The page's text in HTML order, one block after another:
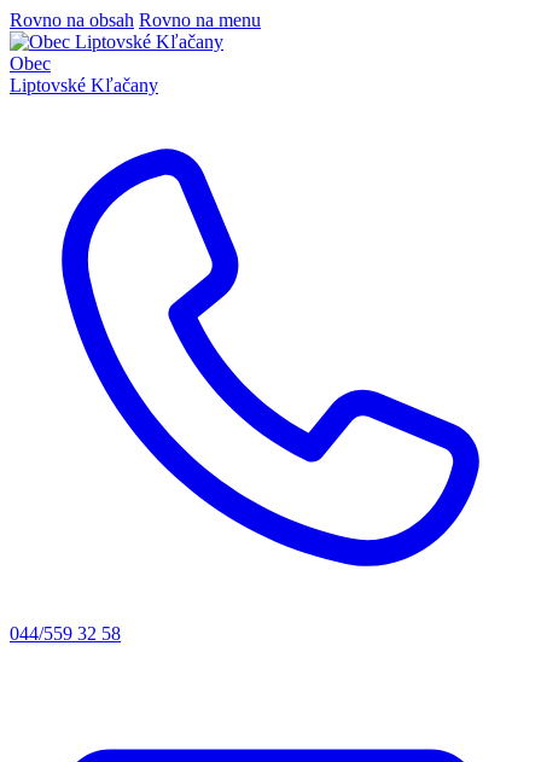
Rovno na obsah Rovno na menu
Obec
Liptovské Kľačany
044/559 32 58